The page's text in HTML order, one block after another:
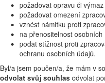
požadovat opravu či
požadovat omezení
vznést námitku proti
na přenositelnost osobních
podat stížnost proti
ochranu osobních údajů.
Byl/a jsem poučen/a, že mám v
odvolat svůj souhlas odvolat